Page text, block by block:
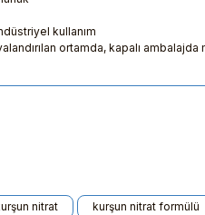
kullanım
ortamda, kapalı
nitrat kurşun nitrat formülü